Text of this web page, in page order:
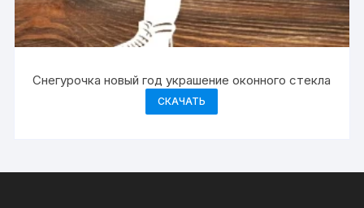
Снегурочка новый год украшение оконного стекла
СКАЧАТЬ